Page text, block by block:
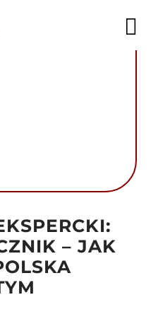
DZIAŁALNOŚĆ
FUNDACJA
KARIERA
– JAK